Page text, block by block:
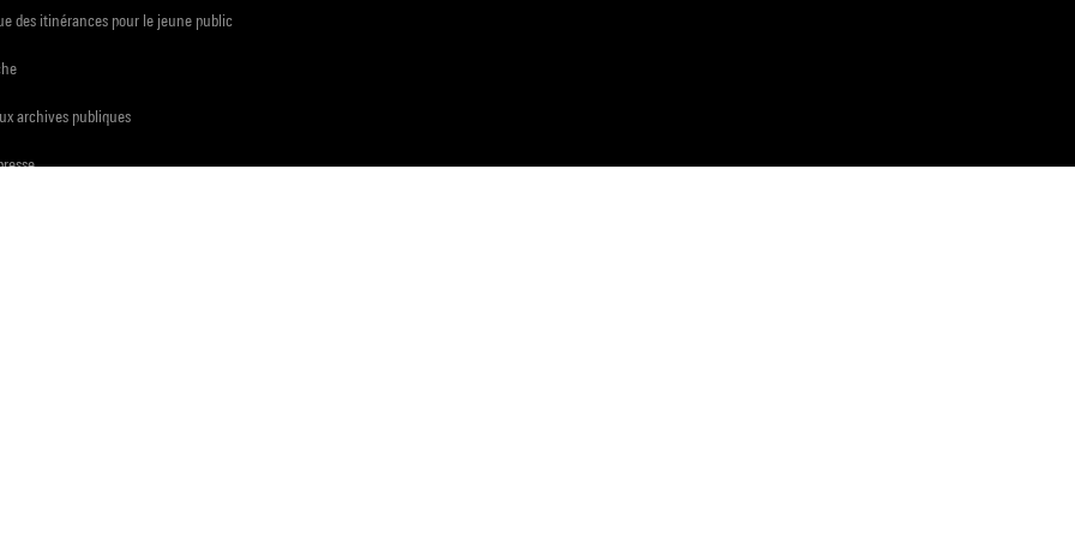
des itinérances pour le jeune public
archives publiques